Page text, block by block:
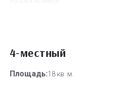
4-местный
Площадь:18 кв. м.